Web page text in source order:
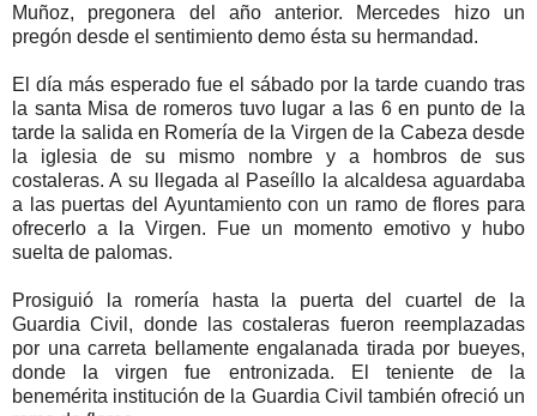
Muñoz, pregonera del año anterior. Mercedes hizo un
pregón desde el sentimiento demo ésta su hermandad.
El día más esperado fue el sábado por la tarde cuando tras
la santa Misa de romeros tuvo lugar a las 6 en punto de la
tarde la salida en Romería de la Virgen de la Cabeza desde
la iglesia de su mismo nombre y a hombros de sus
costaleras. A su llegada al Paseíllo la alcaldesa aguardaba
a las puertas del Ayuntamiento con un ramo de flores para
ofrecerlo a la Virgen. Fue un momento emotivo y hubo
suelta de palomas.
Prosiguió la romería hasta la puerta del cuartel de la
Guardia Civil, donde las costaleras fueron reemplazadas
por una carreta bellamente engalanada tirada por bueyes,
donde la virgen fue entronizada. El teniente de la
benemérita institución de la Guardia Civil también ofreció un